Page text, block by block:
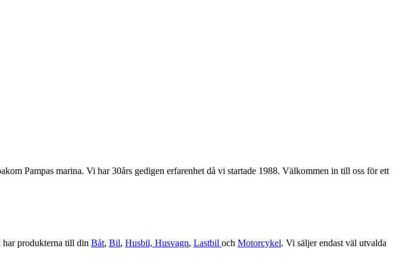
Pampas marina. Vi har 30års gedigen erfarenhet då vi startade 1988. Välkommen in till oss för ett
har produkterna till din Båt, Bil, Husbil, Husvagn, Lastbil och Motorcykel. Vi säljer endast väl utvalda